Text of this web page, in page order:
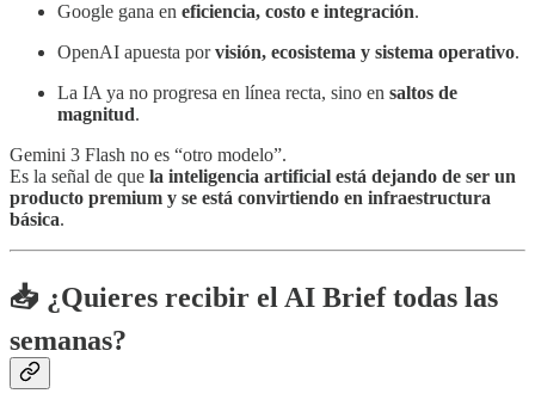
Google gana en eficiencia, costo e integración.
OpenAI apuesta porvisión, ecosistema y sistema operativo.
La IA ya no progresa en línea recta, sino en saltos de
magnitud.
Gemini 3 Flash no es “otro modelo”.
Es la señal de que la inteligencia artificial está dejando de ser un
producto premium y se está convirtiendo en infraestructura
básica.
📥 ¿Quieres recibir el AI Brief todas las
semanas?